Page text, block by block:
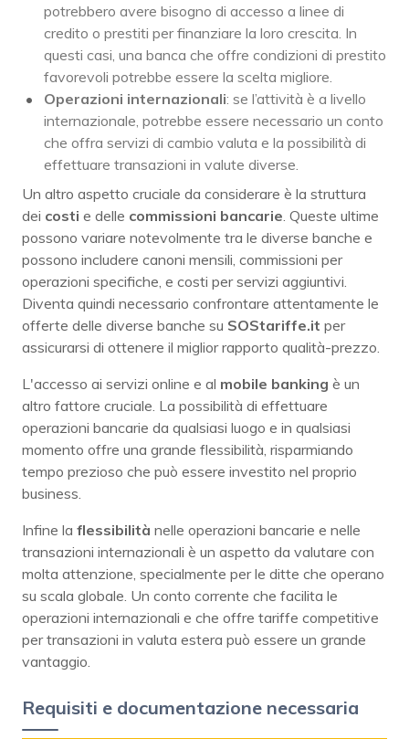
potrebbero avere bisogno di accesso a linee di
credito o prestiti per finanziare la loro crescita. In
questi casi, una banca che offre condizioni di prestito
favorevoli potrebbe essere la scelta migliore.
Operazioni internazionali: se l’attività è a livello
internazionale, potrebbe essere necessario un conto
che offra servizi di cambio valuta e la possibilità di
effettuare transazioni in valute diverse.
Un altro aspetto cruciale da considerare è la struttura
dei costi e delle commissioni bancarie . Queste ultime
possono variare notevolmente tra le diverse banche e
possono includere canoni mensili, commissioni per
operazioni specifiche, e costi per servizi aggiuntivi.
Diventa quindi necessario confrontare attentamente le
offerte delle diverse banche su SOStariffe.it per
assicurarsi di ottenere il miglior rapporto qualità-prezzo.
L'accesso ai servizi online e al mobile banking è un
altro fattore cruciale. La possibilità di effettuare
operazioni bancarie da qualsiasi luogo e in qualsiasi
momento offre una grande flessibilità, risparmiando
tempo prezioso che può essere investito nel proprio
business.
Infine la flessibilità nelle operazioni bancarie e nelle
transazioni internazionali è un aspetto da valutare con
molta attenzione, specialmente per le ditte che operano
su scala globale. Un conto corrente che facilita le
operazioni internazionali e che offre tariffe competitive
per transazioni in valuta estera può essere un grande
vantaggio.
Requisiti e documentazione necessaria